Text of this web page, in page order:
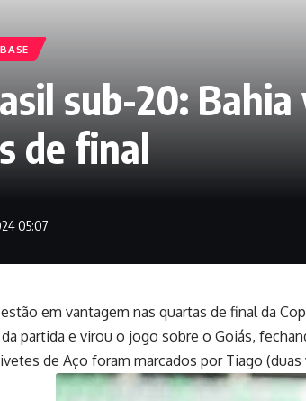
sub-20:
de final
05:07
em vantagem nas quartas de final da
partida e virou o jogo sobre o Goiás,
de Aço foram marcados por Tiago (duas